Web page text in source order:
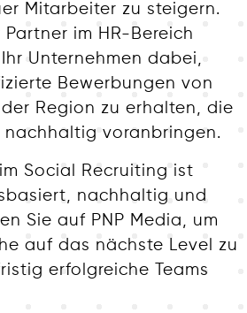
Mitarbeiter zu steigern.
im HR-Bereich
Unternehmen dabei,
Bewerbungen von
Region zu erhalten, die
nachhaltig voranbringen.
Social Recruiting ist
nachhaltig und
Sie auf PNP Media, um
auf das nächste Level zu
erfolgreiche Teams